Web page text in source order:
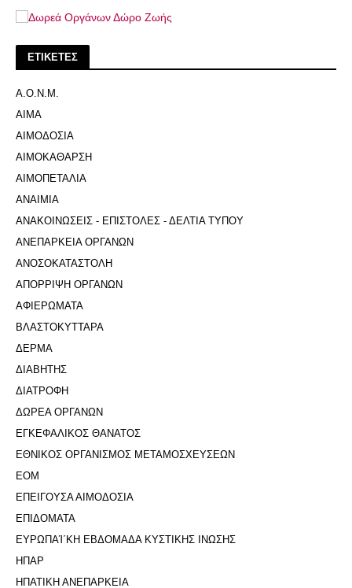
ΕΤΙΚΕΤΕΣ
Α.Ο.Ν.Μ.
ΑΙΜΑ
ΑΙΜΟΔΟΣΙΑ
ΑΙΜΟΚΑΘΑΡΣΗ
ΑΙΜΟΠΕΤΑΛΙΑ
ΑΝΑΙΜΙΑ
ΑΝΑΚΟΙΝΩΣΕΙΣ - ΕΠΙΣΤΟΛΕΣ - ΔΕΛΤΙΑ ΤΥΠΟΥ
ΑΝΕΠΑΡΚΕΙΑ ΟΡΓΑΝΩΝ
ΑΝΟΣΟΚΑΤΑΣΤΟΛΗ
ΑΠΟΡΡΙΨΗ ΟΡΓΑΝΩΝ
ΑΦΙΕΡΩΜΑΤΑ
ΒΛΑΣΤΟΚΥΤΤΑΡΑ
ΔΕΡΜΑ
ΔΙΑΒΗΤΗΣ
ΔΙΑΤΡΟΦΗ
ΔΩΡΕΑ ΟΡΓΑΝΩΝ
ΕΓΚΕΦΑΛΙΚΟΣ ΘΑΝΑΤΟΣ
ΕΘΝΙΚΟΣ ΟΡΓΑΝΙΣΜΟΣ ΜΕΤΑΜΟΣΧΕΥΣΕΩΝ
ΕΟΜ
ΕΠΕΙΓΟΥΣΑ ΑΙΜΟΔΟΣΙΑ
ΕΠΙΔΟΜΑΤΑ
ΕΥΡΩΠΑΊ΄ΚΗ ΕΒΔΟΜΑΔΑ ΚΥΣΤΙΚΗΣ ΙΝΩΣΗΣ
ΗΠΑΡ
ΗΠΑΤΙΚΗ ΑΝΕΠΑΡΚΕΙΑ